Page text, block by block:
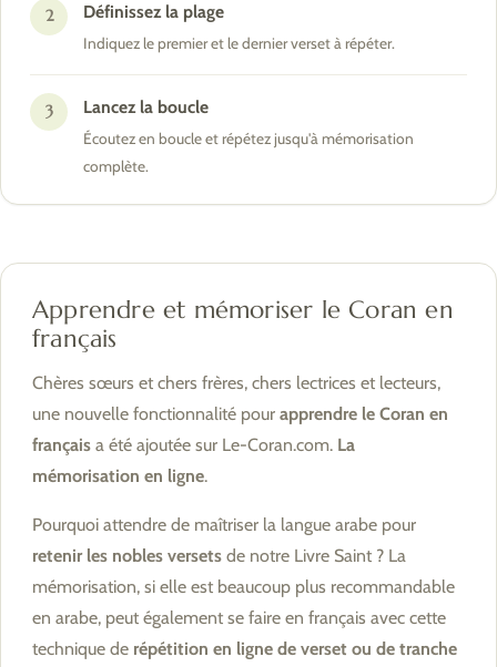
2 Définissez la plage
Indiquez le premier et le dernier verset à répéter.
3 Lancez la boucle
Écoutez en boucle et répétez jusqu'à mémorisation
complète.
Apprendre et mémoriser le Coran en
français
Chères sœurs et chers frères, chers lectrices et lecteurs,
une nouvelle fonctionnalité pour apprendre le Coran en
français a été ajoutée sur Le-Coran.com. La
mémorisation en ligne.
Pourquoi attendre de maîtriser la langue arabe pour
retenir les nobles versets de notre Livre Saint ? La
mémorisation, si elle est beaucoup plus recommandable
en arabe, peut également se faire en français avec cette
technique de répétition en ligne de verset ou de tranche